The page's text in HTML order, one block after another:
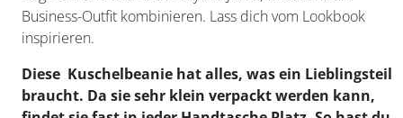
Business-Outfit kombinieren. Lass dich vom Lookbook
inspirieren.
Diese Kuschelbeanie hat alles, was ein Lieblingsteil
braucht. Da sie sehr klein verpackt werden kann,